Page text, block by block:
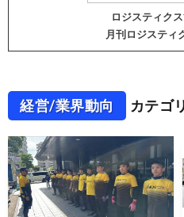
ロジスティク
月刊ロジスティ
経営/業界動向 カテゴ